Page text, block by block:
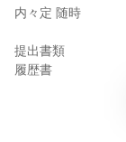
内々定 随時
提出書類
履歴書